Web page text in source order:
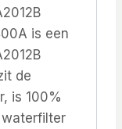
is een
de
is 100%
waterfilter